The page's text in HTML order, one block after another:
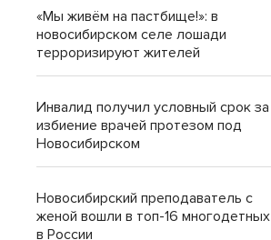
«Мы живём на пастбище!»: в
новосибирском селе лошади
терроризируют жителей
Инвалид получил условный срок за
избиение врачей протезом под
Новосибирском
Новосибирский преподаватель с
женой вошли в топ-16 многодетных
в России